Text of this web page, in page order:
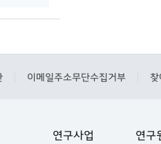
이메일주소무단수집거부
연구사업 연구